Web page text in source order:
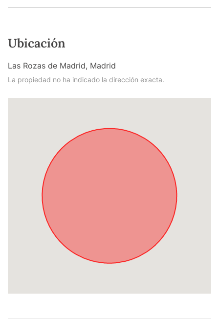
Ubicación
Las Rozas de Madrid, Madrid
La propiedad no ha indicado la dirección exacta.